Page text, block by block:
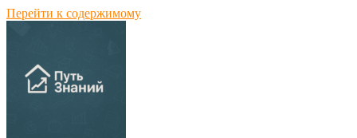
Перейти к содержимому